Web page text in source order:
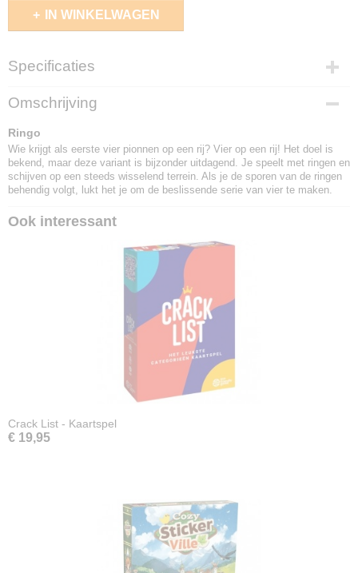
IN WINKELWAGEN
Specificaties
EAN code
701197870178
Omschrijving
Ringo
Wie krijgt als eerste vier pionnen op een rij? Vier op een rij! Het doel is
bekend, maar deze variant is bijzonder uitdagend. Je speelt met ringen en
schijven op een steeds wisselend terrein. Als je de sporen van de ringen
behendig volgt, lukt het je om de beslissende serie van vier te maken.
Ook interessant
Crack List - Kaartspel
€ 19,95